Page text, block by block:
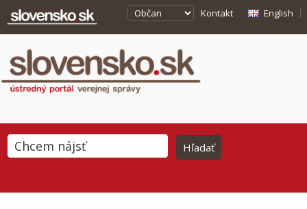
Kontakt English